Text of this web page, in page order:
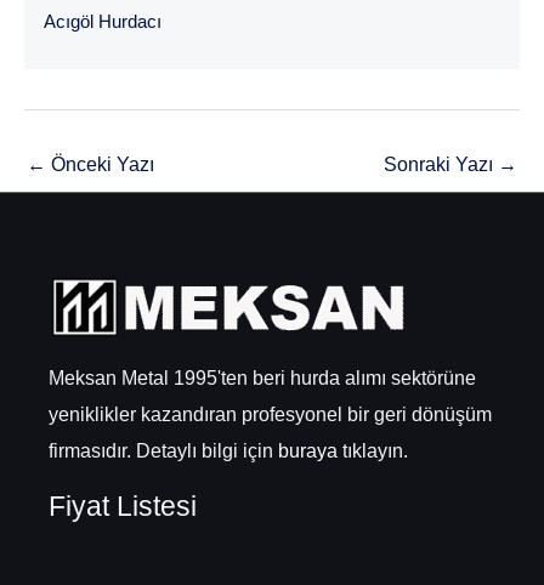
Acıgöl Hurdacı
← Önceki Yazı Sonraki Yazı →
Meksan Metal 1995'ten beri hurda alımı sektörüne
yeniklikler kazandıran profesyonel bir geri dönüşüm
firmasıdır. Detaylı bilgi için buraya tıklayın.
Fiyat Listesi